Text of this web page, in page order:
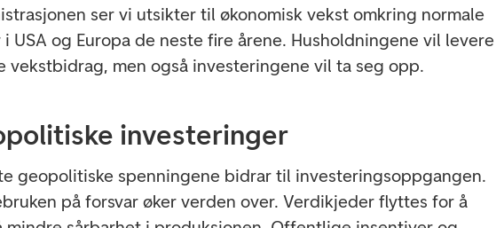
ser vi utsikter til økonomisk vekst omkring normale
i USA og Europa de neste fire årene. Husholdningene vil levere
vekstbidrag, men også investeringene vil ta seg opp.
investeringer
geopolitiske spenningene bidrar til investeringsoppgangen.
på forsvar øker verden over. Verdikjeder flyttes for å